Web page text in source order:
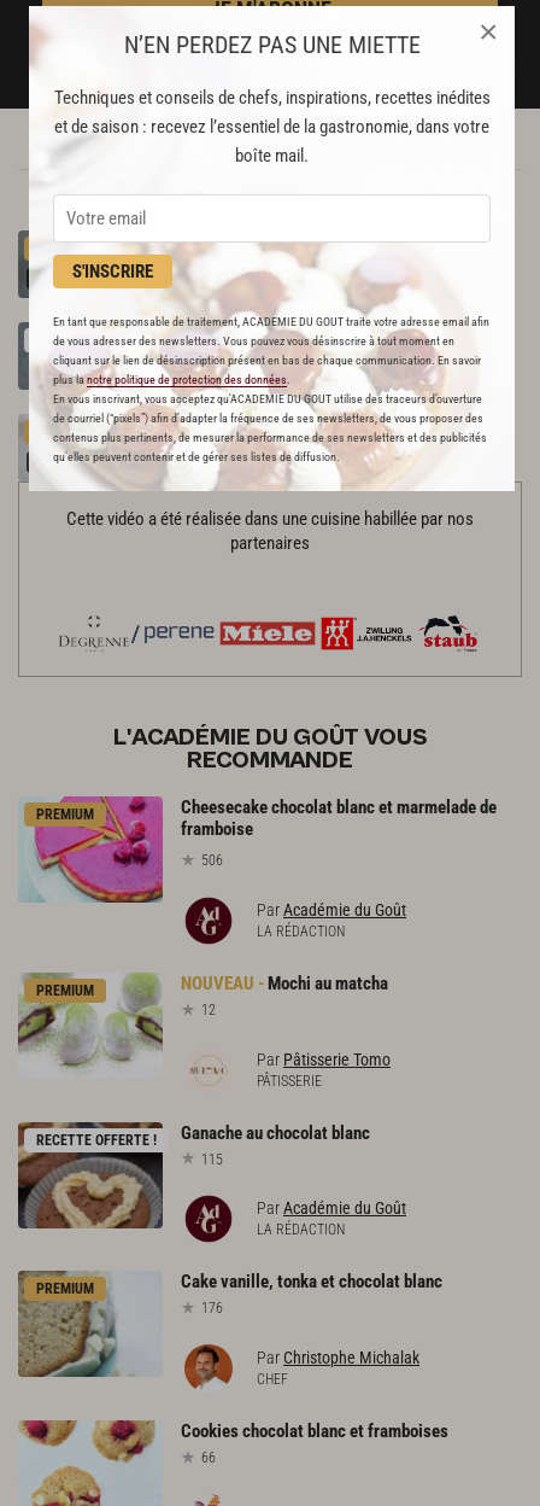
N’EN PERDEZ PAS UNE MIETTE
Techniques et conseils de chefs, inspirations, recettes inédites
et de saison : recevez l’essentiel de la gastronomie, dans votre
boîte mail.
S'INSCRIRE
En tant que responsable de traitement, ACADEMIE DU GOUT traite votre adresse email afin
de vous adresser des newsletters. Vous pouvez vous désinscrire à tout moment en
cliquant sur le lien de désinscription présent en bas de chaque communication. En savoir
plus lanotre politique de protection des données
En vous inscrivant, vous acceptez qu'ACADEMIE DU GOUT utilise des traceurs d’ouverture
de courriel (“pixels”) afin d’adapter la fréquence de ses newsletters, de vous proposer des
contenus plus pertinents, de mesurer la performance de ses newsletters et des publicités
qu’elles peuvent contenir et de gérer ses listes de diffusion.
×
JE M'ABONNE
DÉJÀ ABONNÉ(E) ? JE ME CONNECTE
VERRINES EN FÊTE
PREMIUM Smoothiecarotte,gingembre,miel
RECETTE OFFERTE ! Vacherinexotique
PREMIUM Verrinesdecrevettesethoumousàlapomme
Cette vidéo a été réalisée dans une cuisine habillée par nos
partenaires
L'ACADÉMIE DU GOÛT VOUS
RECOMMANDE
PREMIUM
Cheesecake chocolat blanc et marmelade de
framboise
506
ParAcadémie du Goût
LA RÉDACTION
PREMIUM Mochi aumatcha
12
Par Pâtisserie Tomo
PÂTISSERIE
RECETTE OFFERTE ! Ganacheauchocolat blanc
115
ParAcadémie du Goût
LA RÉDACTION
PREMIUM Cakevanille, tonkaetchocolat blanc
176
Par Christophe Michalak
CHEF
Cookieschocolat blancetframboises
66